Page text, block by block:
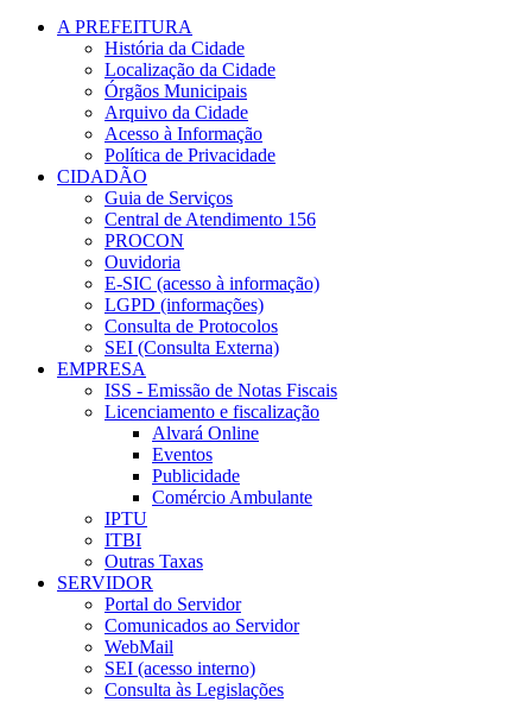
A PREFEITURA
História da Cidade
Localização da Cidade
Órgãos Municipais
Arquivo da Cidade
Acesso à Informação
Política de Privacidade
CIDADÃO
Guia de Serviços
Central de Atendimento 156
PROCON
Ouvidoria
E-SIC (acesso à informação)
LGPD (informações)
Consulta de Protocolos
SEI (Consulta Externa)
EMPRESA
ISS - Emissão de Notas Fiscais
Licenciamento e fiscalização
Alvará Online
Eventos
Publicidade
Comércio Ambulante
IPTU
ITBI
Outras Taxas
SERVIDOR
Portal do Servidor
Comunicados ao Servidor
WebMail
SEI (acesso interno)
Consulta às Legislações